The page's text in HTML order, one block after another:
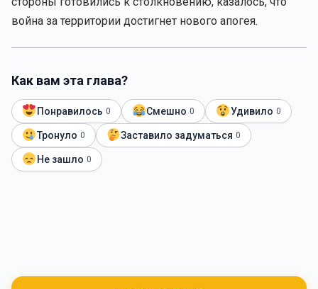
война за территории достигнет нового апогея.
Как вам эта глава?
Понравилось 0 Смешно 0 Удивило 0
Тронуло 0 Заставило задуматься 0
Не зашло 0